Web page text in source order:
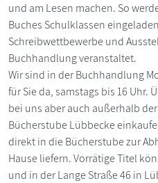
und am Lesen machen. So
Buches Schulklassen
Schreibwettbewerbe und
Buchhandlung veranstaltet.
Wir sind in der Buchhandlung
für Sie da, samstags bis 16 Uhr.
bei uns aber auch außerhalb
Bücherstube Lübbecke
direkt in die Bücherstube zur
Hause liefern. Vorrätige Titel
und in der Lange Straße 46 in